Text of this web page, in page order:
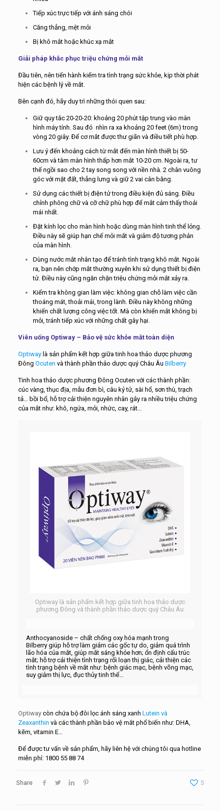
Tiếp xúc trực tiếp với ánh sáng chói
Căng thẳng, mệt mỏi
Bị khô mắt hoặc khúc xạ mắt
Giải pháp khắc phục triệu chứng mỏi mắt
Đầu tiên, nên tiến hành kiểm tra tình trạng sức khỏe, kịp thời phát
hiện các bệnh lý về mắt.
Bên cạnh đó, hãy duy trì những thói quen sau:
Giữ quy tắc 20-20-20: khoảng 20 phút tập trung vào màn
hình máy tính. Sau đó nhìn ra xa khoảng 20 feet (6m) trong
vòng 20 giây. Để cơ mắt được thư giãn và điều tiết phù hợp.
Lưu ý đến khoảng cách từ mắt đến màn hình thiết bị 50-
60cm và tâm màn hình thấp hơn mắt 10-20 cm. Ngoài ra, tư
thế ngồi sao cho 2 tay song song với nền nhà. 2 chân vuông
góc với mặt đất, thẳng lưng và giữ 2 vai cân bằng.
Sử dụng các thiết bị điện tử trong điều kiện đủ sáng. Điều
chỉnh phông chữ và cỡ chữ phù hợp để mắt cảm thấy thoải
mái nhất.
Đặt kính lọc cho màn hình hoặc dùng màn hình tinh thể lỏng.
Điều này sẽ giúp hạn chế mỏi mắt và giảm độ tương phản
của màn hình.
Dùng nước mắt nhân tạo để tránh tình trạng khô mắt. Ngoài
ra, bạn nên chớp mắt thường xuyên khi sử dụng thiết bị điện
tử. Điều này cũng ngăn chặn triệu chứng mỏi mắt xảy ra.
Kiểm tra không gian làm việc: không gian chỗ làm việc cần
thoáng mát, thoải mái, trong lành. Điều này không những
khiến chất lượng công việc tốt. Mà còn khiến mắt không bị
mỏi, tránh tiếp xúc với những chất gây hại.
Viên uống Optiway – Bảo vệ sức khỏe mắt toàn diện
Optiway là sản phẩm kết hợp giữa tinh hoa thảo dược phương
Đông Ocuten và thành phần thảo dược quý Châu Âu Bilberry
Tinh hoa thảo dược phương Đông Ocuten với các thành phần:
cúc vàng, thục địa, mẫu đơn bì, câu kỷ tử, sài hổ, sơn thù, trạch
tả… bồi bổ, hỗ trợ cải thiện nguyên nhân gây ra nhiều triệu chứng
của mắt như: khô, ngứa, mỏi, nhức, cay, rát…
Optiway là sản phẩm kết hợp giữa tinh hoa thảo dược
phương Đông và thành phần thảo dược quý Châu Âu
Anthocyanoside – chất chống oxy hóa mạnh trong
Bilberry giúp hỗ trợ làm giảm các gốc tự do, giảm quá trình
lão hóa của mắt, giúp mắt sáng khỏe hơn; ổn định cấu trúc
mắt; hỗ trợ cải thiện tình trạng rối loạn thị giác, cải thiện các
tình trạng bệnh về mắt như: bệnh giác mạc, bệnh võng mạc,
suy giảm thị lực, đục thủy tinh thể…
Optiway còn chứa bộ đôi lọc ánh sáng xanh Lutein và
Zeaxanthin và các thành phần bảo vệ mắt phổ biến như: DHA,
kẽm, vitamin E…
Để được tư vấn về sản phẩm, hãy liên hệ với chúng tôi qua hotline
miễn phí: 1800 55 88 74
Share 5